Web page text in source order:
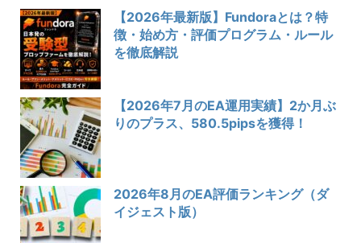
【2026年最新版】Fundoraとは？特
徴・始め方・評価プログラム・ルール
を徹底解説
【2026年7月のEA運用実績】2か月ぶ
りのプラス、580.5pipsを獲得！
2026年8月のEA評価ランキング（ダ
イジェスト版）